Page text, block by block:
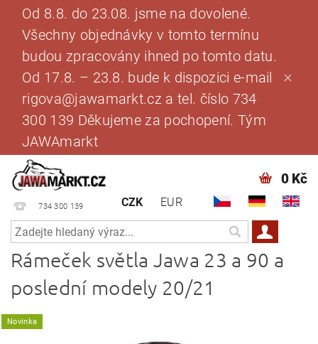
Od 8.8. do 23.08. jsme na dovolené.
Všechny objednávky v tomto termínu
budou zpracovány ihned po tomto datu.
Od 17.8. – 23.8. bude k dispozici e-mail
rigova@jawamarkt.cz a tel. číslo 734
300 139 Děkujeme za pochopení. Tým
JAWAmarkt
734 300 139 CZK EUR
0 Kč
Rámeček světla Jawa 23 a 90 a
poslední modely 20/21
Novinka